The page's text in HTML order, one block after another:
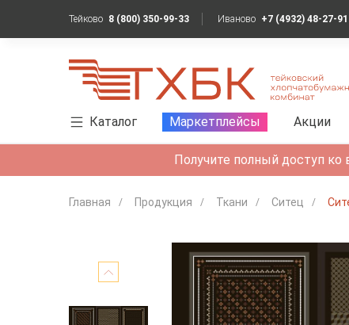
Тейково 8 (800) 350-99-33 Иваново +7 (4932) 48-27-91
Каталог Маркетплейсы Акции
Получите полный доступ
Главная Продукция Ткани Ситец